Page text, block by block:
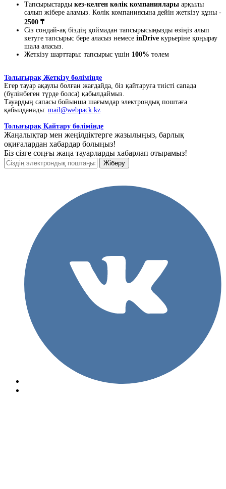
Тапсырыстарды кез-келген көлік компаниялары арқылы
салып жібере аламыз. Көлік компаниясына дейін жеткізу құны -
2500 ₸
Сіз сондай-ақ біздің қоймадан тапсырысыңызды өзіңіз алып
кетуге тапсырыс бере аласыз немесе inDrive курьеріне қоңырау
шала аласыз.
Жеткізу шарттары: тапсырыс үшін 100% төлем
Толығырақ Жеткізу бөлімінде
Егер тауар ақаулы болған жағдайда, біз қайтаруға тиісті сапада
(бүлінбеген түрде болса) қабылдаймыз.
Тауардың сапасы бойынша шағымдар электрондық поштаға
қабылданады: mail@webpack.kz
Толығырақ Қайтару бөлімінде
Жаңалықтар мен жеңілдіктерге жазылыңыз, барлық
оқиғалардан хабардар болыңыз!
Біз сізге соңғы жаңа тауарларды хабарлап отырамыз!